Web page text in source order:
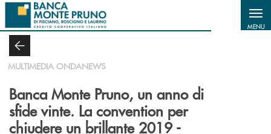
Salta al contenuto principale
MENU
MULTIMEDIA ONDANEWS
Banca Monte Pruno, un anno di
sfide vinte. La convention per
chiudere un brillante 2019 -